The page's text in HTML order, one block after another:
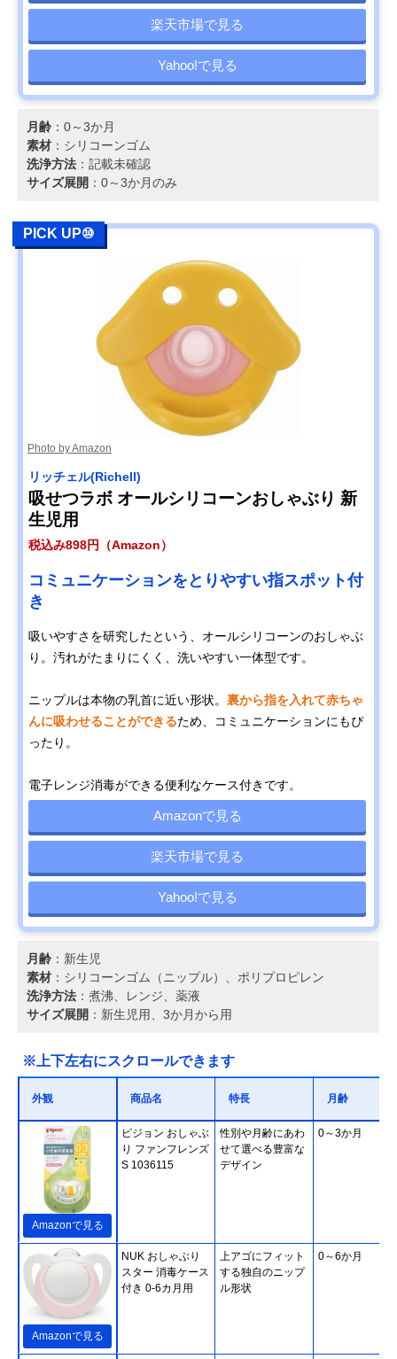
楽天市場で見る
Yahoo!で見る
月齢 ：0～3か月
素材 ：シリコーンゴム
洗浄方法 ：記載未確認
サイズ展開 ：0～3か月のみ
PICK UP⑩
Photo by Amazon
リッチェル(Richell)
吸せつラボ オールシリコーンおしゃぶり 新
生児用
税込み898円（Amazon）
コミュニケーションをとりやすい指スポット付
き
吸いやすさを研究したという、オールシリコーンのおしゃぶ
り。汚れがたまりにくく、洗いやすい一体型です。
ニップルは本物の乳首に近い形状。 裏から指を入れて赤ちゃ
んに吸わせることができるため、コミュニケーションにもぴ
ったり。
電子レンジ消毒ができる便利なケース付きです。
Amazonで見る
楽天市場で見る
Yahoo!で見る
月齢 ：新生児
素材 ：シリコーンゴム（ニップル）、ポリプロピレン
洗浄方法 ：煮沸、レンジ、薬液
サイズ展開 ：新生児用、3か月から用
※上下左右にスクロールできます
外観 商品名 特長 月齢
Amazonで見る
ピジョン おしゃぶ
り ファンフレンズ
S 1036115
性別や月齢にあわ
せて選べる豊富な
デザイン
0～3か月
Amazonで見る
NUK おしゃぶり
スター 消毒ケース
付き 0-6カ月用
上アゴにフィット
する独自のニップ
ル形状
0～6か月